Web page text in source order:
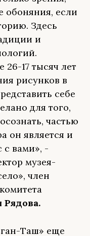
обоняния, если
Здесь
и
17 тысяч лет
рисунков в
себе
для того,
частью
он является и
с вами», -
музея-
член
Рядова.
Таш» еще